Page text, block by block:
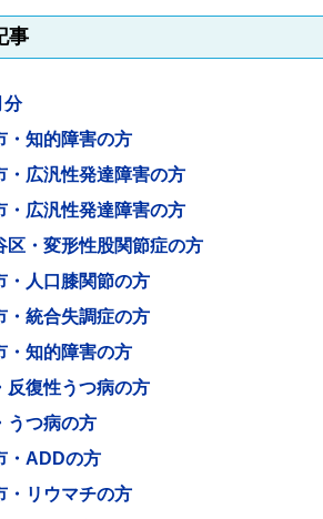
事
分
知的障害の方
広汎性発達障害の方
広汎性発達障害の方
・変形性股関節症の方
人口膝関節の方
統合失調症の方
知的障害の方
復性うつ病の方
つ病の方
・ADDの方
リウマチの方